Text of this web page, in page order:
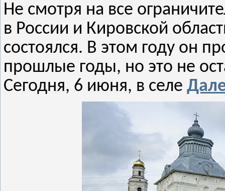
Не смотря на все
в России и Кировской
состоялся. В этом году он
прошлые годы, но это не
Сегодня, 6 июня, в селе